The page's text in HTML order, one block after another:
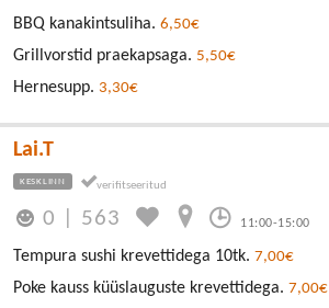
BBQ kanakintsuliha. 6,50€
Grillvorstid praekapsaga. 5,50€
Hernesupp. 3,30€
Lai.T
KESKLINN
0 563 11:00-15:00
Tempura sushi krevettidega 10tk. 7,00€
Poke kauss küüslauguste krevettidega. 7,00€